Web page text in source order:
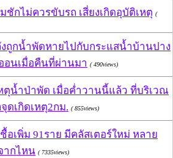
กไม่ควรขับรถ เสี่ยงเกิดอุบัติเหตุ (
ถูกน้ำพัดหายไปกับกระแสน้ำบ้านปาง
อนเมื่อคืนที่ผ่านมา ( 490views)
ตุน้ำป่าพัด เมื่อค่ำวานนี้แล้ว ที่บริเวณ
ดเกิดเหตุ2กม. ( 855views)
เพิ่ม 91ราย มีคลัสเตอร์ใหม่ หลาย
ากไหน ( 7335views)